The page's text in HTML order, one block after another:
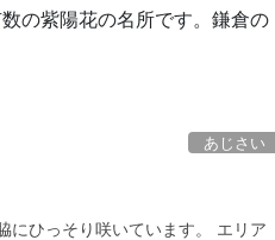
の紫陽花の名所です。鎌倉の
あじさい
にひっそり咲いています。 エリア